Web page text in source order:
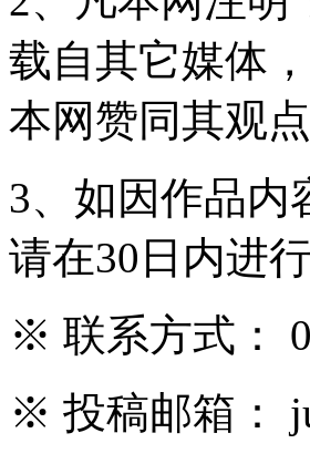
载自其它媒体
本网赞同其观
3、如因作品内
请在30日内进
※ 联系方式：
※ 投稿邮箱：